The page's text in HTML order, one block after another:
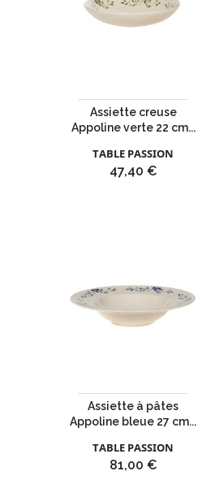
Assiette creuse
Appoline verte 22 cm...
TABLE PASSION
Prix
47,40 €
Assiette à pâtes
Appoline bleue 27 cm...
TABLE PASSION
Prix
81,00 €